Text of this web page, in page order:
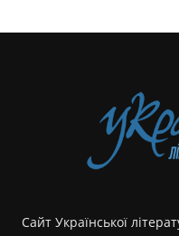
Сайт Української